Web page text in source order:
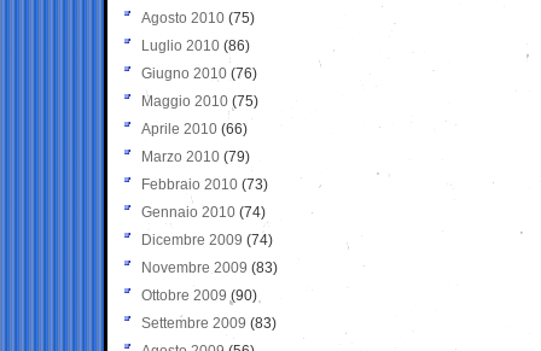
Agosto 2010 (75)
Luglio 2010 (86)
Giugno 2010 (76)
Maggio 2010 (75)
Aprile 2010 (66)
Marzo 2010 (79)
Febbraio 2010 (73)
Gennaio 2010 (74)
Dicembre 2009 (74)
Novembre 2009 (83)
Ottobre 2009 (90)
Settembre 2009 (83)